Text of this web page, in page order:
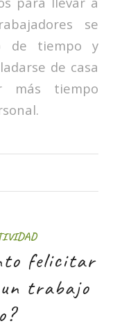
se
de tiempo y
de casa
tiempo
felicitar
trabajo